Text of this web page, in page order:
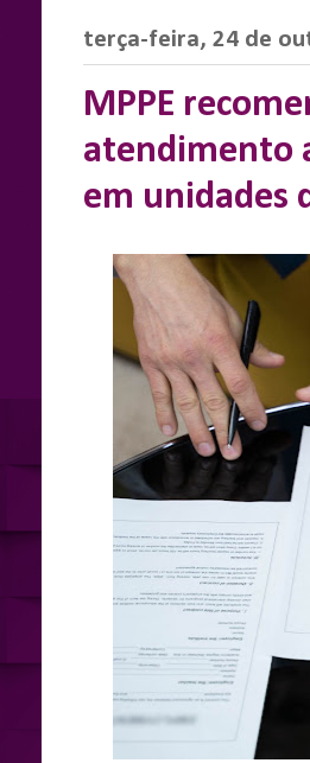
terça-feira, 24 de
MPPE
atendimento
em unidades